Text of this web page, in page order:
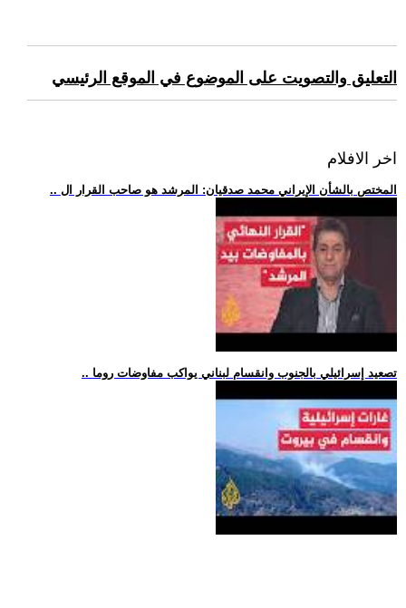
التعليق والتصويت على الموضوع في الموقع الرئيسي
اخر الافلام
.. المختص بالشأن الإيراني محمد صدقيان: المرشد هو صاحب القرار ال
.. تصعيد إسرائيلي بالجنوب وانقسام لبناني يواكب مفاوضات روما